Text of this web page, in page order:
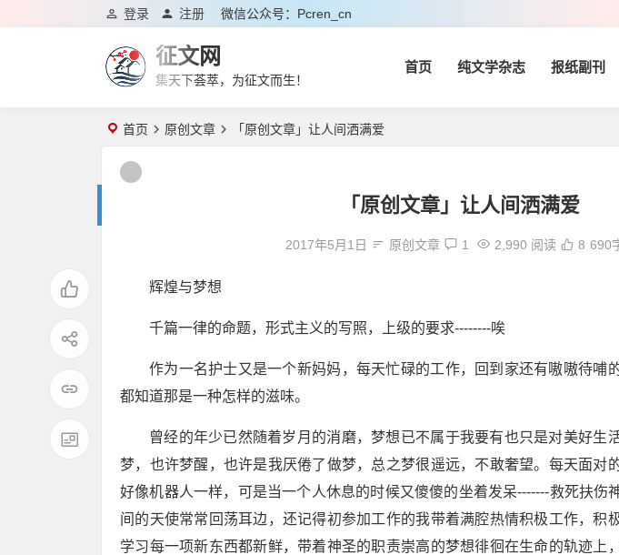
微信公众号：pcren_cn
登录 注册
征文网
集天下荟萃，为征文而生！
首页 纯文学杂志 报纸副刊
首页 原创文章 「原创文章」让人间洒满爱
「原创文章」让人间洒满爱
2017年5月1日 原创文章 1 2,990 阅读 8 690
辉煌与梦想
千篇一律的命题，形式主义的写照，上级的要求--------唉
作为一名护士又是一个新妈妈，每天忙碌的工作，回到家还有嗷嗷待哺
都知道那是一种怎样的滋味。
曾经的年少已然随着岁月的消磨，梦想已不属于我要有也只是对美好生
梦，也许梦醒，也许是我厌倦了做梦，总之梦很遥远，不敢奢望。每天面对
好像机器人一样，可是当一个人休息的时候又傻傻的坐着发呆-------救死扶伤
间的天使常常回荡耳边，还记得初参加工作的我带着满腔热情积极工作，积
学习每一项新东西都新鲜，带着神圣的职责崇高的梦想徘徊在生命的轨迹上